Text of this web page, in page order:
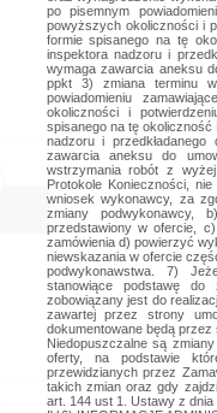
po pisemnym
powyższych okoliczności i
formie spisanego na tę
inspektora nadzoru i
wymaga zawarcia aneksu
ppkt 3) zmiana terminu
powiadomieniu
okoliczności i
spisanego na tę okoliczność
nadzoru i przedkładanego
zawarcia aneksu do
wstrzymania robót z
Protokole Konieczności,
wniosek wykonawcy, za
zmiany podwykonawcy,
przedstawiony w ofercie,
zamówienia d) powierzyć
niewskazania w ofercie
podwykonawstwa. 7)
stanowiące podstawę
zobowiązany jest do
zawartej przez strony
dokumentowane będą
Niedopuszczalne są
oferty, na podstawie
przewidzianych przez
takich zmian oraz gdy
art. 144 ust 1. Ustawy z